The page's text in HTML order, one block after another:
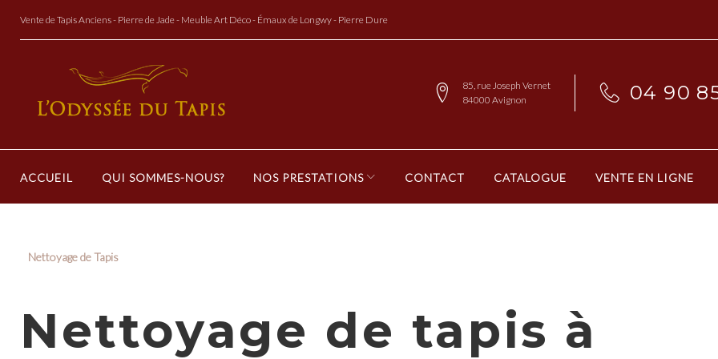
Vente de Tapis Anciens - Pierre de Jade - Meuble Art Déco - Émaux de Longwy - Pierre Dure
85, rue Joseph Vernet
84000 Avignon
04 90
ACCUEIL QUI SOMMES-NOUS? NOS PRESTATIONS CONTACT CATALOGUE VENTE EN LIGNE
Nettoyage de Tapis
Nettoyage de tapis à